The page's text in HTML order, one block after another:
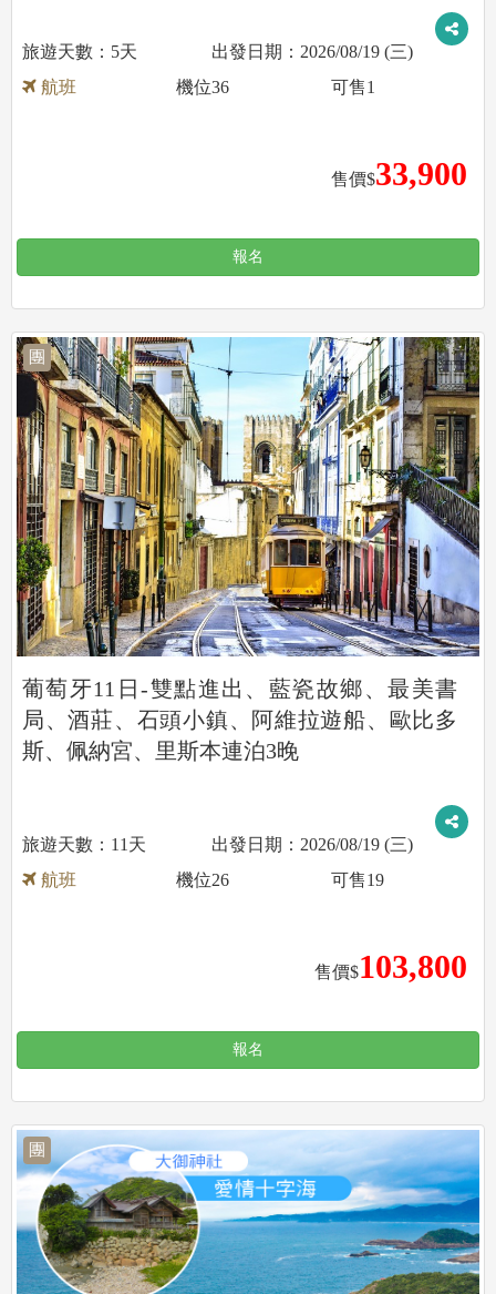
5天
2026/08/19 (三)
航班
售價$33,900
機位36 可售1
報名
團
葡萄牙11日-雙點進出、藍瓷故鄉、最美書
局、酒莊、石頭小鎮、阿維拉遊船、歐比多
斯、佩納宮、里斯本連泊3晚
11天
2026/08/19 (三)
航班
售價$103,800
機位26 可售19
報名
團